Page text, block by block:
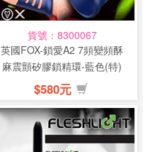
貨號：8300067
英國FOX-鎖愛A2 7頻變頻酥
麻震顫矽膠鎖精環-藍色(特)
$580元